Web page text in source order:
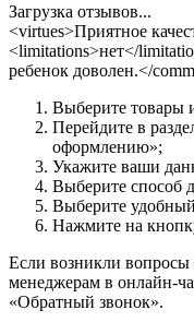
Загрузка отзывов...
<virtues>Приятное
<limitations>нет</
ребенок доволен.</
Выберите товары
Перейдите в
оформлению»;
Укажите ваши
Выберите способ
Выберите
Нажмите на
Если возникли
менеджерам в онлайн-
«Обратный звонок».